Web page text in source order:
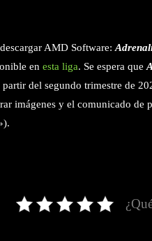
AMD Software:
en esta liga. Se espera que
del segundo trimestre de
imágenes y el comunicado de